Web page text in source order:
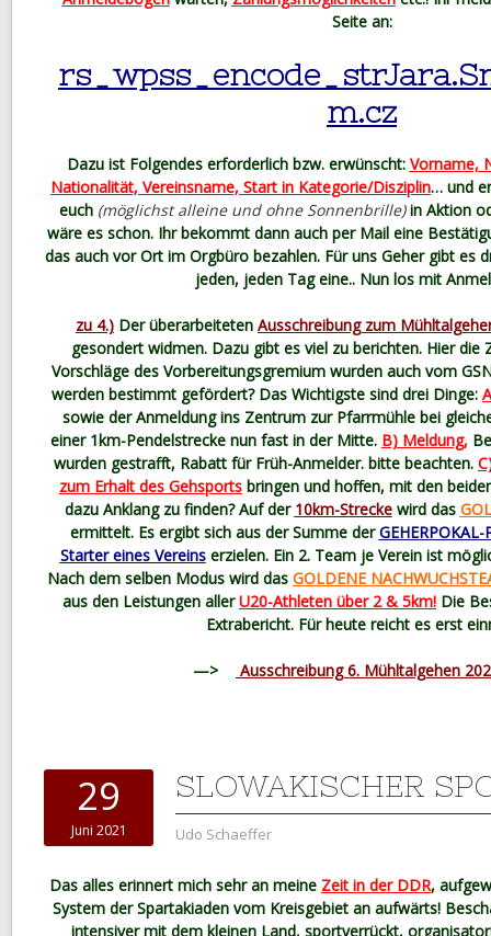
Seite an:
m.cz
Dazu ist Folgendes erforderlich bzw. erwünscht: Vorname,
Nationalität, Vereinsname, Start in Kategorie/Disziplin… und
euch (möglichst alleine und ohne Sonnenbrille)in Aktion
wäre es schon. Ihr bekommt dann auch per Mail eine
das auch vor Ort im Orgbüro bezahlen. Für uns Geher gibt es
jeden, jeden Tag eine.. Nun los mit
zu 4.) Der überarbeiteten Ausschreibung zum
gesondert widmen. Dazu gibt es viel zu berichten. Hier die
Vorschläge des Vorbereitungsgremium wurden auch vom
werden bestimmt gefördert? Das Wichtigste sind drei Dinge:
sowie der Anmeldung ins Zentrum zur Pfarrmühle bei
einer 1km-Pendelstrecke nun fast in der Mitte. B) Meldung,
wurden gestrafft, Rabatt für Früh-Anmelder. bitte beachten.
zum Erhalt des Gehsports bringen und hoffen, mit den
dazu Anklang zu finden? Auf der 10km-Streckewird das
ermittelt. Es ergibt sich aus der Summe der
Starter eines Vereinserzielen. Ein 2. Team je Verein ist
Nach dem selben Modus wird das GOLDENE
aus den Leistungen allerU20-Athleten über 2 & 5km! Die
Extrabericht. Für heute reicht es erst
—> Ausschreibung 6. Mühltalgehen
29
Juni 2021
SLOWAKISCHER
Udo Schaeffer
Das alles erinnert mich sehr an meine Zeit in der DDR,
System der Spartakiaden vom Kreisgebiet an aufwärts!
intensiver mit dem kleinen Land, sportverrückt,